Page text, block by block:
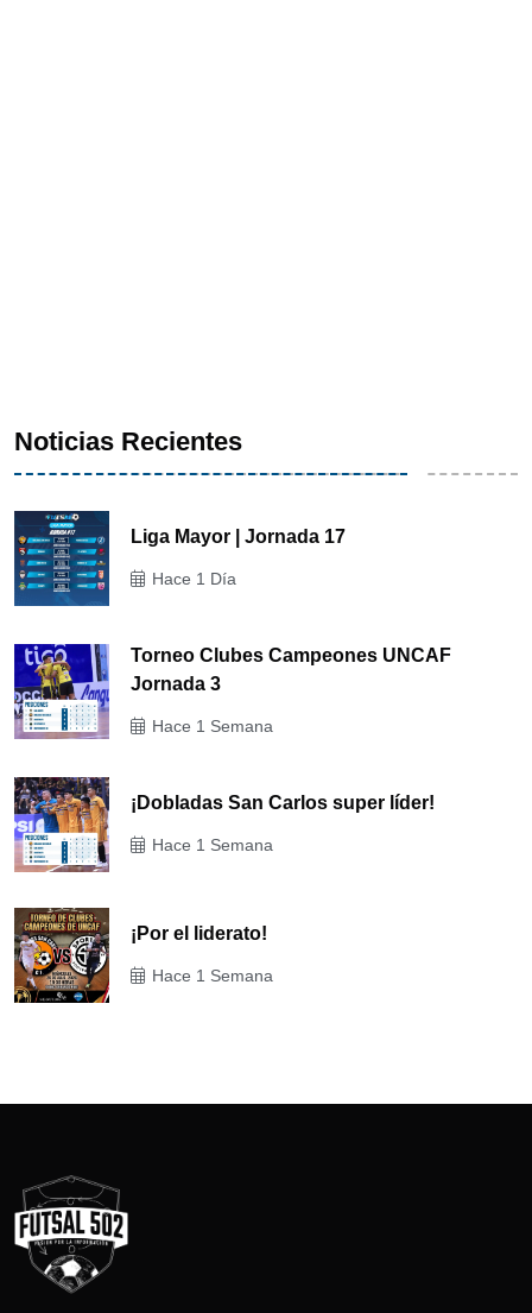
Noticias Recientes
Liga Mayor | Jornada 17
Hace 1 Día
Torneo Clubes Campeones UNCAF
Jornada 3
Hace 1 Semana
¡Dobladas San Carlos super líder!
Hace 1 Semana
¡Por el liderato!
Hace 1 Semana